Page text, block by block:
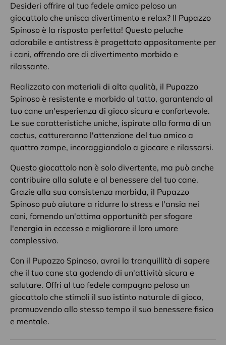
Desideri offrire al tuo fedele amico peloso un
giocattolo che unisca divertimento e relax? Il Pupazzo
Spinoso è la risposta perfetta! Questo peluche
adorabile e antistress è progettato appositamente per
i cani, offrendo ore di divertimento morbido e
rilassante.
Realizzato con materiali di alta qualità, il Pupazzo
Spinoso è resistente e morbido al tatto, garantendo al
tuo cane un'esperienza di gioco sicura e confortevole.
Le sue caratteristiche uniche, ispirate alla forma di un
cactus, cattureranno l'attenzione del tuo amico a
quattro zampe, incoraggiandolo a giocare e rilassarsi.
Questo giocattolo non è solo divertente, ma può anche
contribuire alla salute e al benessere del tuo cane.
Grazie alla sua consistenza morbida, il Pupazzo
Spinoso può aiutare a ridurre lo stress e l'ansia nei
cani, fornendo un'ottima opportunità per sfogare
l'energia in eccesso e migliorare il loro umore
complessivo.
Con il Pupazzo Spinoso, avrai la tranquillità di sapere
che il tuo cane sta godendo di un'attività sicura e
salutare. Offri al tuo fedele compagno peloso un
giocattolo che stimoli il suo istinto naturale di gioco,
promuovendo allo stesso tempo il suo benessere fisico
e mentale.